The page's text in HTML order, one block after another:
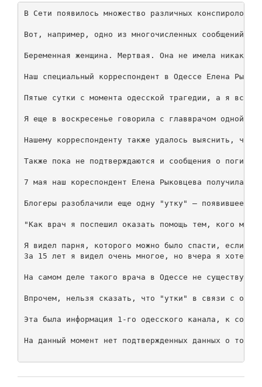
В Сети появилось множество различных
Вот, например, одно из многочисленных сообщений о
Беременная женщина. Мертвая. Она не имела
Наш специальный корреспондент в Одессе Елена
Пятые сутки с момента одесской трагедии, а я все
Я еще в воскресенье говорила с главврачом одной
Нашему корреспонденту также удалось выяснить,
Также пока не подтверждаются и сообщения о
7 мая наш кореспондент Елена Рыковцева получила
Блогеры разоблачили еще одну "утку" –
"Как врач я поспешил оказать помощь тем, кого
Я видел парня, которого можно было спасти, если
За 15 лет я видел очень многое, но вчера я хотел
На самом деле такого врача в Одессе не
Впрочем, нельзя сказать, что "утки" в связи с
Эта была информация 1-го одесского канала, к
На данный момент нет подтвержденных данных о том,